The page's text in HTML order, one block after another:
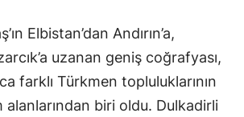
Elbistan’dan Andırın’a,
uzanan geniş coğrafyası,
farklı Türkmen topluluklarının
alanlarından biri oldu. Dulkadirli